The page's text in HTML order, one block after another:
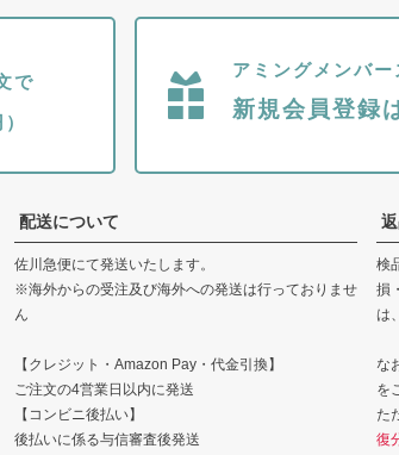
で
アミングメンバー
新規会員登録
配送について
佐川急便にて発送いたします。
※海外からの受注及び海外への発送は行っておりませ
ん
【クレジット・Amazon Pay・代金引換】
ご注文の4営業日以内に発送
【コンビニ後払い】
後払いに係る与信審査後発送
検
損
は、
な
を
た
復